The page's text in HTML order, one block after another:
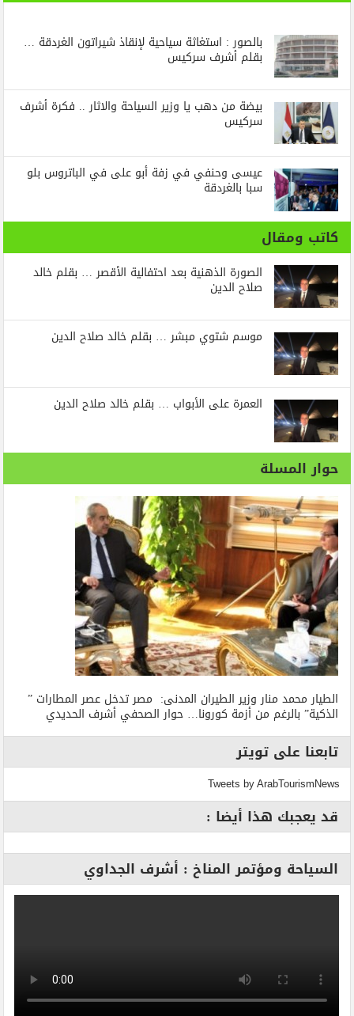
بالصور : استغاثة سياحية لإنقاذ شيراتون الغردقة …
بقلم أشرف سركيس
بيضة من دهب يا وزير السياحة والاثار .. فكرة أشرف
سركيس
عيسى وحنفي في زفة أبو على في الباتروس بلو
سبا بالغردقة
كاتب ومقال
الصورة الذهنية بعد احتفالية الأقصر … بقلم خالد
صلاح الدين
موسم شتوي مبشر … بقلم خالد صلاح الدين
العمرة على الأبواب … بقلم خالد صلاح الدين
حوار المسلة
الطيار محمد منار وزير الطيران المدنى: مصر تدخل عصر المطارات ”
الذكية” بالرغم من أزمة كورونا… حوار الصحفي أشرف الحديدي
تابعنا على تويتر
Tweets by ArabTourismNews
قد يعجبك هذا أيضا :
السياحة ومؤتمر المناخ : أشرف الجداوي